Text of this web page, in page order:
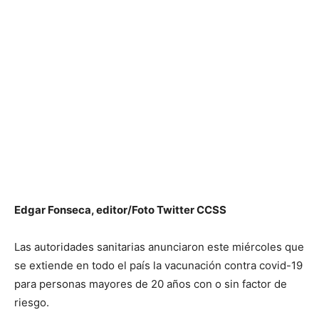
Edgar Fonseca, editor/Foto Twitter CCSS
Las autoridades sanitarias anunciaron este miércoles que
se extiende en todo el país la vacunación contra covid-19
para personas mayores de 20 años con o sin factor de
riesgo.